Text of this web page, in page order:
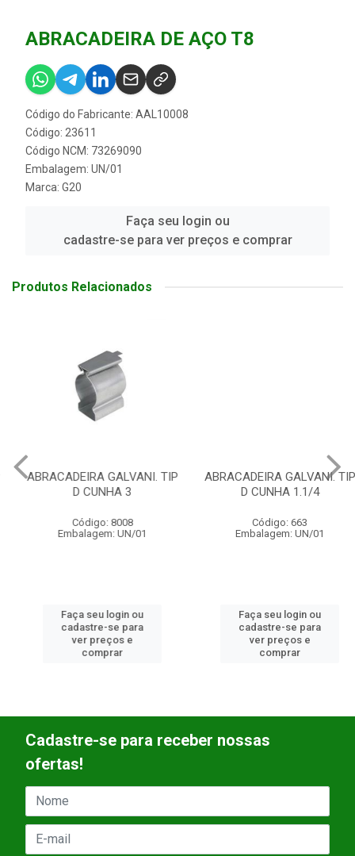
ABRACADEIRA DE AÇO T8
Código do Fabricante: AAL10008
Código: 23611
Código NCM: 73269090
Embalagem: UN/01
Marca: G20
Faça seu login ou
cadastre-se para ver preços e comprar
Produtos Relacionados
ABRACADEIRA GALVANI. TIP
D CUNHA 3
Código: 8008
Embalagem: UN/01
Faça seu login ou
cadastre-se para
ver preços e
comprar
ABRACADEIRA GALVANI. TIP
D CUNHA 1.1/4
Código: 663
Embalagem: UN/01
Faça seu login ou
cadastre-se para
ver preços e
comprar
Cadastre-se para receber nossas
ofertas!